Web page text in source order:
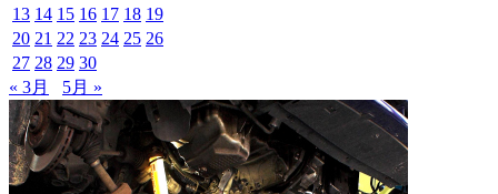
13 14 15 16 17 18 19
20 21 22 23 24 25 26
27 28 29 30
« 3月
5月 »